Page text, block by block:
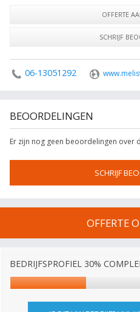
OFFERTE
SCHRIJF
06-13051292
BEOORDELINGEN
Er zijn nog geen beoordelingen over
SCHRIJF
OFFERTE
BEDRIJFSPROFIEL 30%